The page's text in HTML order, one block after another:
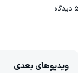
5 دیدگاه
ویدیوهای بعدی